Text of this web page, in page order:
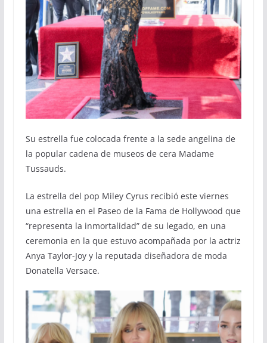
Su estrella fue colocada frente a la sede angelina de
la popular cadena de museos de cera Madame
Tussauds.
La estrella del pop Miley Cyrus recibió este viernes
una estrella en el Paseo de la Fama de Hollywood que
“representa la inmortalidad” de su legado, en una
ceremonia en la que estuvo acompañada por la actriz
Anya Taylor-Joy y la reputada diseñadora de moda
Donatella Versace.